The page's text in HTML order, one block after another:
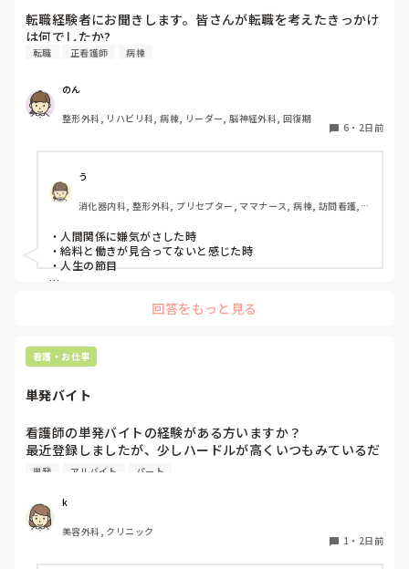
早く色々覚えたい！という、意欲があまり感じられず…これ
はPNS云々よりも、その新人の性格かな？とも思いました
が、ほとんどの新人に当てはまりました。。。時代柄でしょ
私はどちらかといえば、PNSは好きじゃありません。
でもPNSでやれというからには、もっと業務量に見合った、
新人を指導しながら業務ができるゆとりが欲しいです。
いと思いますか？
転職経験者にお聞きします。皆さんが転職を考えたきっかけ
は何でしたか?
転職 正看護師 病棟
のん
整形外科, リハビリ科, 病棟, リーダー, 脳神経外科, 回復期
6 ・ 2日前
う
消化器内科, 整形外科, プリセプター, ママナース, 病棟, 訪問看護,
・人間関係に嫌気がさした時
・給料と働きが見合ってないと感じた時
・人生の節目
回答をもっと見る
看護・お仕事
単発バイト
看護師の単発バイトの経験がある方いますか？
最近登録しましたが、少しハードルが高くいつもみているだ
けです。
ような雰囲気なのか知りたいです。
単発 アルバイト パート
k
美容外科, クリニック
1 ・ 2日前